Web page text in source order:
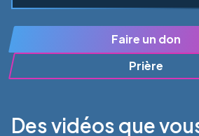
Faire un don
Prière
Des vidéos que